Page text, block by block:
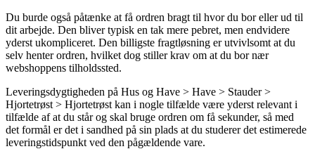
Du burde også påtænke at få ordren bragt til hvor du bor eller ud til
dit arbejde. Den bliver typisk en tak mere pebret, men endvidere
yderst ukompliceret. Den billigste fragtløsning er utvivlsomt at du
selv henter ordren, hvilket dog stiller krav om at du bor nær
webshoppens tilholdssted.
Leveringsdygtigheden på Hus og Have > Have > Stauder >
Hjortetrøst > Hjortetrøst kan i nogle tilfælde være yderst relevant i
tilfælde af at du står og skal bruge ordren om få sekunder, så med
det formål er det i sandhed på sin plads at du studerer det estimerede
leveringstidspunkt ved den pågældende vare.